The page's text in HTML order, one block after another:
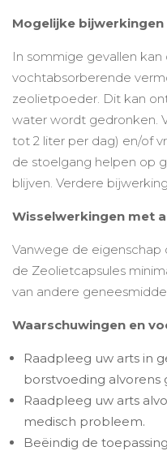
Mogelijke bijwerkingen
In sommige gevallen
vochtabsorberende
zeolietpoeder. Dit kan
water wordt gedronken.
tot 2 liter per dag) en/of
de stoelgang helpen op
blijven. Verdere
Wisselwerkingen met
Vanwege de
de Zeolietcapsules
van andere
Waarschuwingen en
Raadpleeg uw arts in
borstvoeding alvorens
Raadpleeg uw arts
medisch probleem.
Beëindig de